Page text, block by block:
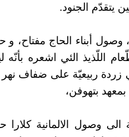
يتقدّم الجنود.
أبناء الحاج مفتاح، و
اللّذيذ الئي اشعره
زردة ربيعيّة على ضفاف
بتهوفن،
وصول الالمانية كلارا